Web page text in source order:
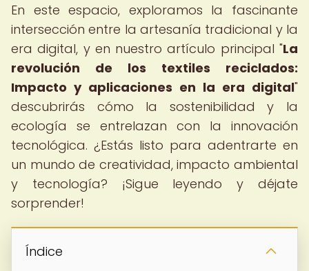
En este espacio, exploramos la fascinante
intersección entre la artesanía tradicional y la
era digital, y en nuestro artículo principal "La
revolución de los textiles reciclados:
Impacto y aplicaciones en la era digital"
descubrirás cómo la sostenibilidad y la
ecología se entrelazan con la innovación
tecnológica. ¿Estás listo para adentrarte en
un mundo de creatividad, impacto ambiental
y tecnología? ¡Sigue leyendo y déjate
sorprender!
Índice